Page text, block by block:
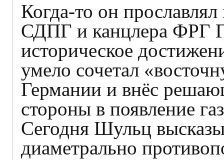
Когда-то он
СДПГ и канцлера ФРГ
историческое
умело сочетал
Германии и внёс
стороны в появление
Сегодня Шульц
диаметрально